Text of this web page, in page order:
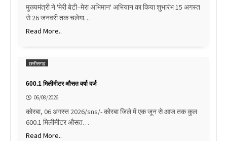
मुख्यमंत्री ने 'मेरी बेटी–मेरा अभिमान' अभियान का किया शुभारंभ 15 अगस्त
से 26 जनवरी तक चलेगा…
Read More..
छत्तीसगढ़
600.1 मिलीमीटर औसत वर्षा दर्ज
06/08/2026
कोरबा, 06 अगस्त 2026/sns/- कोरबा जिले में एक जून से आज तक कुल
600.1 मिलीमीटर औसत…
Read More..